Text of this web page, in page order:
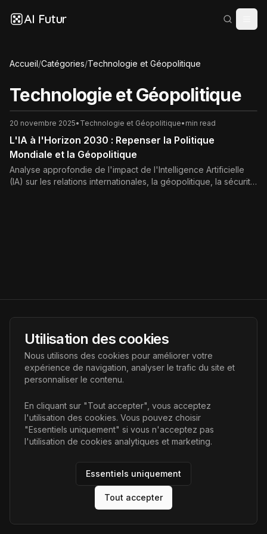
AI Futur
Accueil/Catégories/Technologie et Géopolitique
Technologie et Géopolitique
20 novembre 2025• Technologie et Géopolitique• min read
L'IA à l'Horizon 2030 : Repenser la Politique
Mondiale et la Géopolitique
Analyse approfondie de l'impact de l'Intelligence Artificielle
(IA) sur les relations internationales, la géopolitique, la sécurité
AI Futur
Portail de l'avenir de l'intelligence artificielle, vous aidant à
découvrir les dernières technologies IA.
Liens
Accueil
Articles
AI Futur. Tous droits réservés.
Utilisation des cookies
Nous utilisons des cookies pour améliorer votre
expérience de navigation, analyser le trafic du site et
personnaliser le contenu.
En cliquant sur "Tout accepter", vous acceptez
l'utilisation des cookies. Vous pouvez choisir
"Essentiels uniquement" si vous n'acceptez pas
l'utilisation de cookies analytiques et marketing.
Essentiels uniquement
Tout accepter